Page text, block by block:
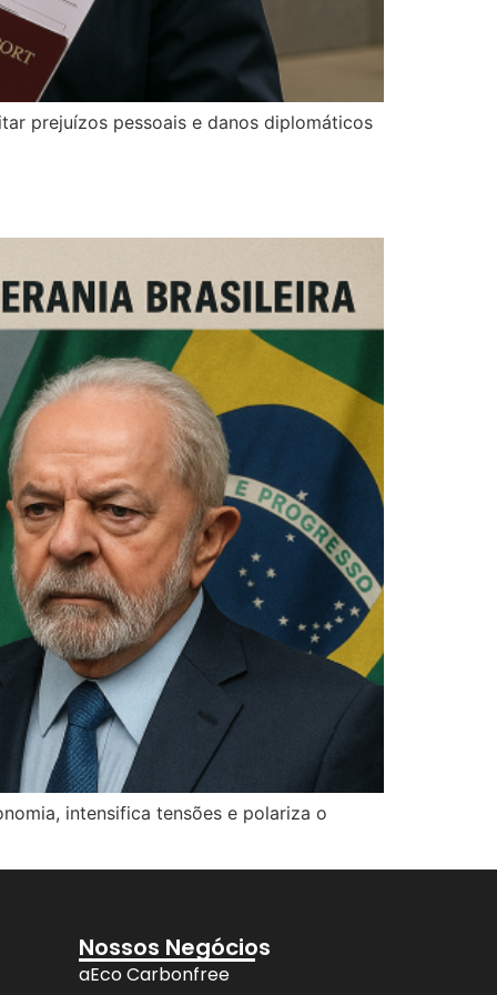
prejuízos pessoais e danos diplomáticos
intensifica tensões e polariza o
Nossos Negócios
aEco Carbonfree